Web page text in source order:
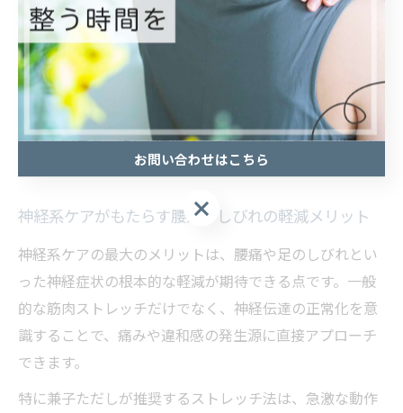
に抑えることが推奨されています。
実際に宮城県仙台市青葉区でも、兼子ただしの神経系ス
トレッチを取り入れた施術やセルフケアが注目されてお
り、症状の再発予防や日常生活の質向上を目指す方に選
ばれています。正しい知識と手順で実践することが、ヘ
ルニア改善の第一歩となるでしょう。
神経系ケアがもたらす腰痛・しびれの軽減メリット
神経系ケアの最大のメリットは、腰痛や足のしびれとい
った神経症状の根本的な軽減が期待できる点です。一般
的な筋肉ストレッチだけでなく、神経伝達の正常化を意
識することで、痛みや違和感の発生源に直接アプローチ
できます。
特に兼子ただしが推奨するストレッチ法は、急激な動作
お問い合わせはこちら